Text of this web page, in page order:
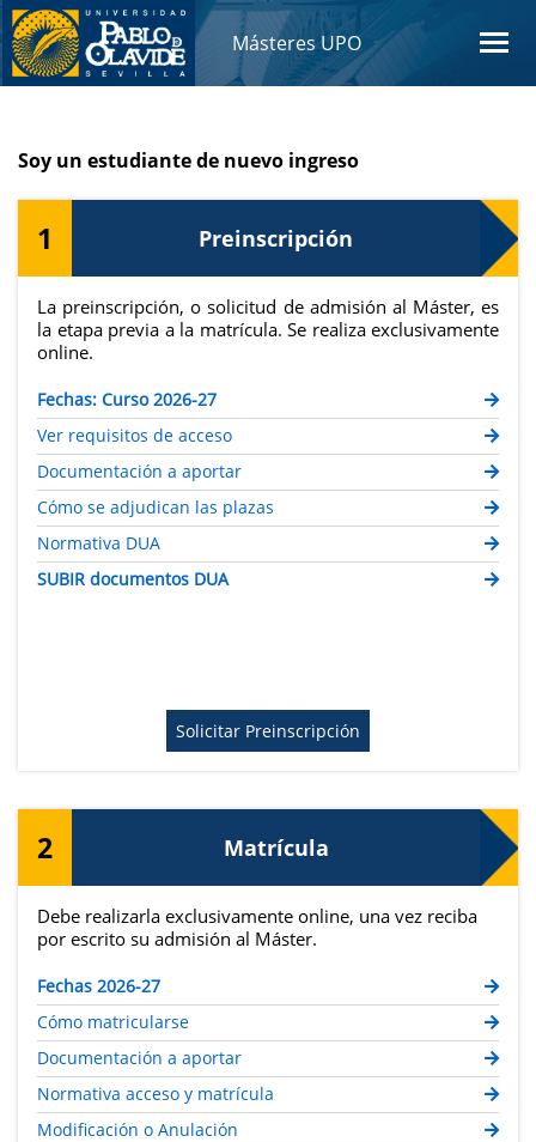
Másteres UPO
Soy un estudiante de nuevo ingreso
1 Preinscripción
La preinscripción, o solicitud de admisión al Máster, es
la etapa previa a la matrícula. Se realiza exclusivamente
online.
Fechas: Curso 2026-27
Ver requisitos de acceso
Documentación a aportar
Cómo se adjudican las plazas
Normativa DUA
SUBIR documentos DUA
Solicitar Preinscripción
2 Matrícula
Debe realizarla exclusivamente online, una vez reciba
por escrito su admisión al Máster.
Fechas 2026-27
Cómo matricularse
Documentación a aportar
Normativa acceso y matrícula
Modificación o Anulación